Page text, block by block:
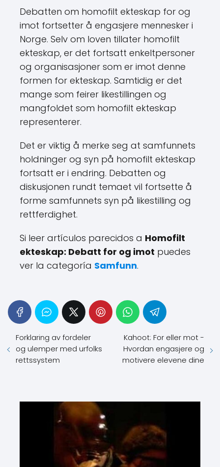
Debatten om homofilt ekteskap for og
imot fortsetter å engasjere mennesker i
Norge. Selv om loven tillater homofilt
ekteskap, er det fortsatt enkeltpersoner
og organisasjoner som er imot denne
formen for ekteskap. Samtidig er det
mange som feirer likestillingen og
mangfoldet som homofilt ekteskap
representerer.
Det er viktig å merke seg at samfunnets
holdninger og syn på homofilt ekteskap
fortsatt er i endring. Debatten og
diskusjonen rundt temaet vil fortsette å
forme samfunnets syn på likestilling og
rettferdighet.
Si leer artículos parecidos a Homofilt
ekteskap: Debatt for og imot puedes
ver la categoría Samfunn.
Forklaring av fordeler
og ulemper med urfolks
rettssystem
Kahoot: For eller mot -
Hvordan engasjere og
motivere elevene dine